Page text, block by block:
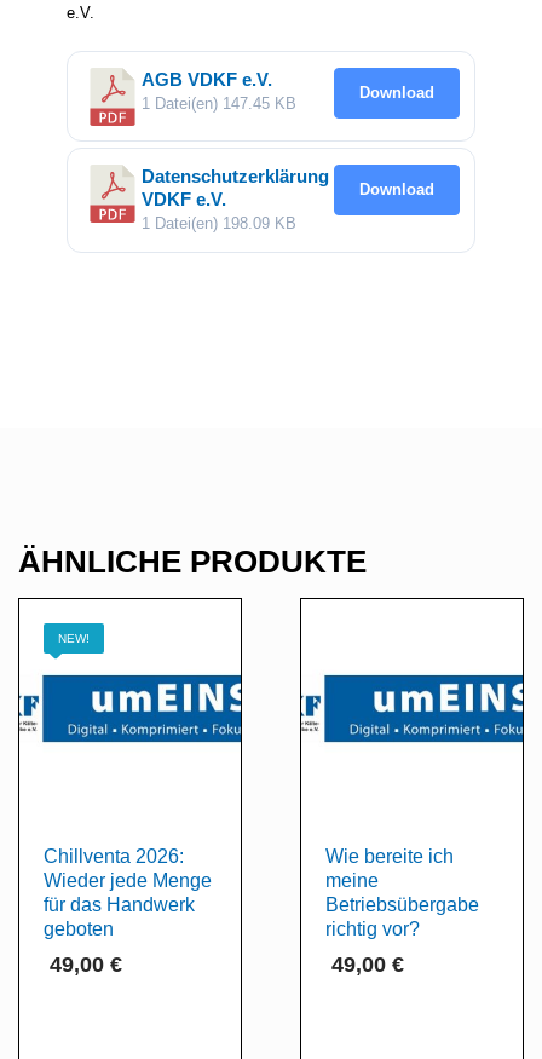
e.V.
AGB VDKF e.V.
1 Datei(en) 147.45 KB
Download
Datenschutzerklärung
VDKF e.V.
1 Datei(en) 198.09 KB
Download
ÄHNLICHE PRODUKTE
NEW!
Chillventa 2026:
Wieder jede Menge
für das Handwerk
geboten
49,00 €
Wie bereite ich
meine
Betriebsübergabe
richtig vor?
49,00 €